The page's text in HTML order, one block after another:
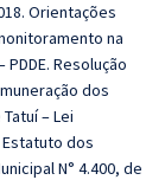
Orientações
na
Resolução
dos
– Lei
Estatuto dos
N° 4.400, de